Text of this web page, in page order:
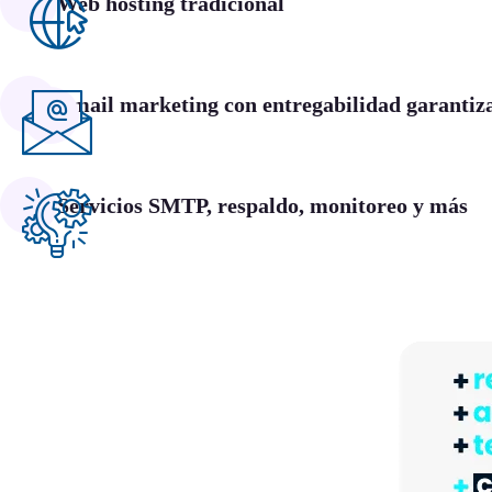
Email marketing con entregabilidad
Servicios SMTP, respaldo, monitoreo y más